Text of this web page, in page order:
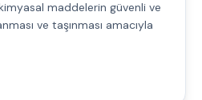
maddelerin güvenli ve
ve taşınması amacıyla